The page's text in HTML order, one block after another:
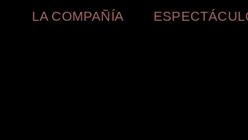
LA COMPAÑÍA